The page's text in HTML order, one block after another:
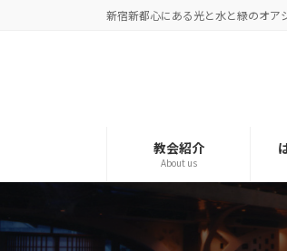
プ
動
新宿新都心にある光と水と緑のオア
教会紹介
About us